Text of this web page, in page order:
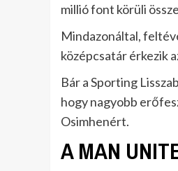
millió font körüli
Mindazonáltal,
középcsatár érkezik
Bár a Sporting
hogy nagyobb
Osimhenért.
A MAN